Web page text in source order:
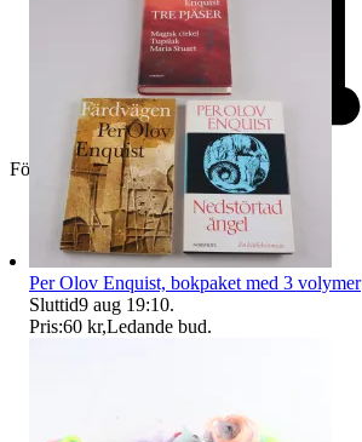
Företag
Per Olov Enquist, bokpaket med 3 volymer
Sluttid9 aug 19:10.
Pris:60 kr,Ledande bud.